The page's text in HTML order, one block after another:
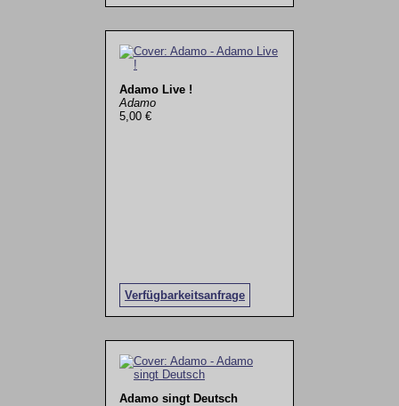
Adamo Live !
Adamo
5,00 €
Verfügbarkeitsanfrage
Adamo singt Deutsch